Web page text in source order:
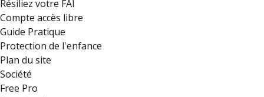
Résiliez votre FAI
Compte accès libre
Guide Pratique
Protection de l'enfance
Plan du site
Société
Free Pro